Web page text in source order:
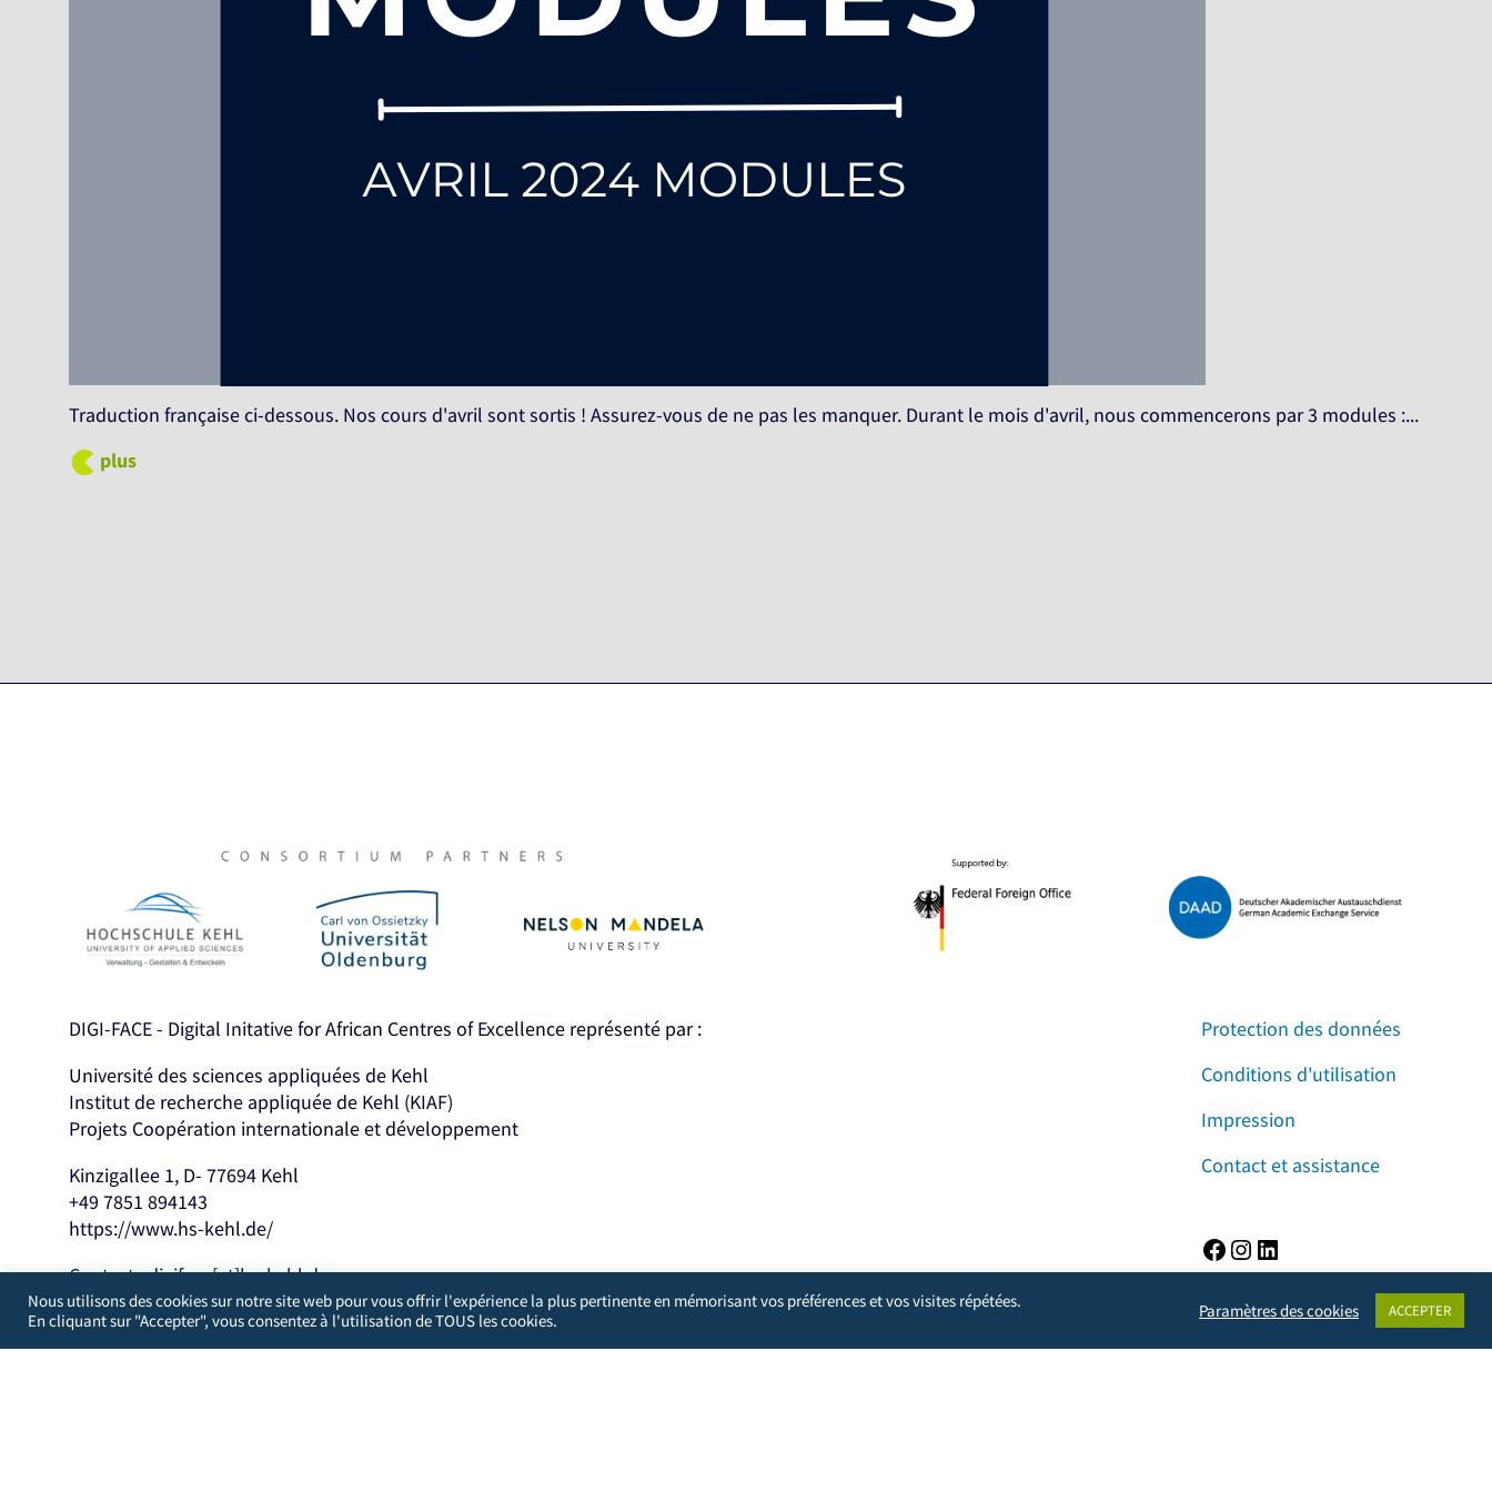
Traduction française ci-dessous. Nos cours d'avril sont sortis ! Assurez-vous de ne pas les manquer. Durant le mois d'avril, nous commencerons par 3 modules :...
plus
DIGI-FACE - Digital Initative for African Centres of Excellence représenté par :
Université des sciences appliquées de Kehl
Institut de recherche appliquée de Kehl (KIAF)
Projets Coopération internationale et développement
Kinzigallee 1, D- 77694 Kehl
+49 7851 894143
https://www.hs-kehl.de/
Contact : digiface[at]hs-kehl.de
Protection des données
Conditions d'utilisation
Impression
Contact et assistance
Facebook Instagram
Développé par WordPress Guys
Nous utilisons des cookies sur notre site web pour vous offrir l'expérience la plus pertinente en mémorisant vos préférences et vos visites répétées.
En cliquant sur "Accepter", vous consentez à l'utilisation de TOUS les cookies.
Paramètres des cookies ACCEPTER